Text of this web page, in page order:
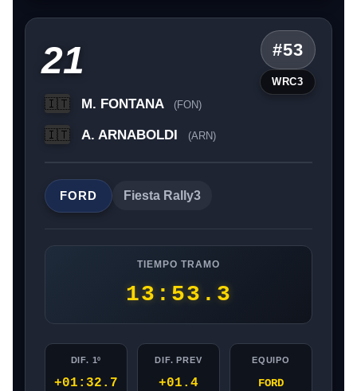
21 #53
WRC3
🇮🇹 M. FONTANA (FON)
🇮🇹 A. ARNABOLDI (ARN)
FORD Fiesta Rally3
TIEMPO TRAMO
13:53.3
DIF. 1º
+01:32.7
DIF. PREV
+01.4
EQUIPO
FORD